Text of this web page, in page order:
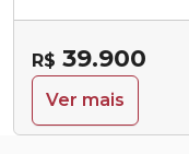
R$ 39.900
Ver mais